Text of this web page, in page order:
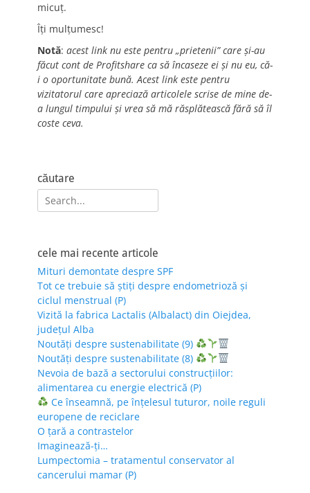
micuț.
Îți mulțumesc!
Notă: acest link nu este pentru „prietenii” care și-au
făcut cont de Profitshare ca să încaseze ei și nu eu, că-
i o oportunitate bună. Acest link este pentru
vizitatorul care apreciază articolele scrise de mine de-
a lungul timpului și vrea să mă răsplătească fără să îl
coste ceva.
căutare
Search
for:
cele mai recente articole
Mituri demontate despre SPF
Tot ce trebuie să știți despre endometrioză și
ciclul menstrual (P)
Vizită la fabrica Lactalis (Albalact) din Oiejdea,
județul Alba
Noutăți despre sustenabilitate (9)
Noutăți despre sustenabilitate (8)
Nevoia de bază a sectorului construcțiilor:
alimentarea cu energie electrică (P)
Ce înseamnă, pe înțelesul tuturor, noile reguli
europene de reciclare
O țară a contrastelor
Imaginează-ți…
Lumpectomia – tratamentul conservator al
cancerului mamar (P)